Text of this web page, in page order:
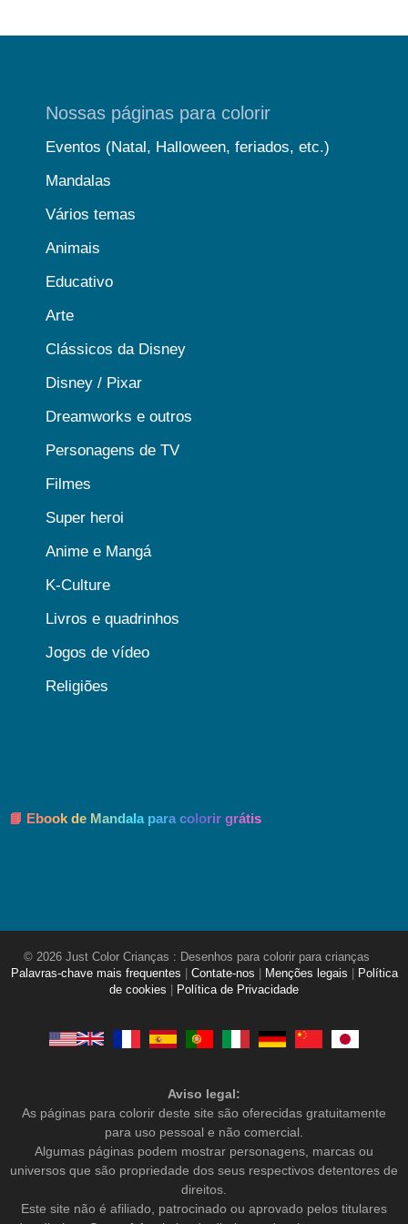
Nossas páginas para colorir
Eventos (Natal, Halloween, feriados, etc.)
Mandalas
Vários temas
Animais
Educativo
Arte
Clássicos da Disney
Disney / Pixar
Dreamworks e outros
Personagens de TV
Filmes
Super heroi
Anime e Mangá
K-Culture
Livros e quadrinhos
Jogos de vídeo
Religiões
📘 Ebook de Mandala para colorir grátis
© 2026 Just Color Crianças : Desenhos para colorir para crianças
Palavras-chave mais frequentes
Contate-nos Menções legais
Política
de cookies
Política de Privacidade
Aviso legal:
As páginas para colorir deste site são oferecidas gratuitamente
para uso pessoal e não comercial.
Algumas páginas podem mostrar personagens, marcas ou
universos que são propriedade dos seus respectivos detentores de
direitos.
Este site não é afiliado, patrocinado ou aprovado pelos titulares